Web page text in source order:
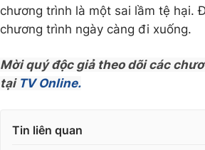
chương trình là một sai lầm tệ hại.
chương trình ngày càng đi xuống.
Mời quý độc giả theo dõi các
tạiTV Online.
Tin liên quan